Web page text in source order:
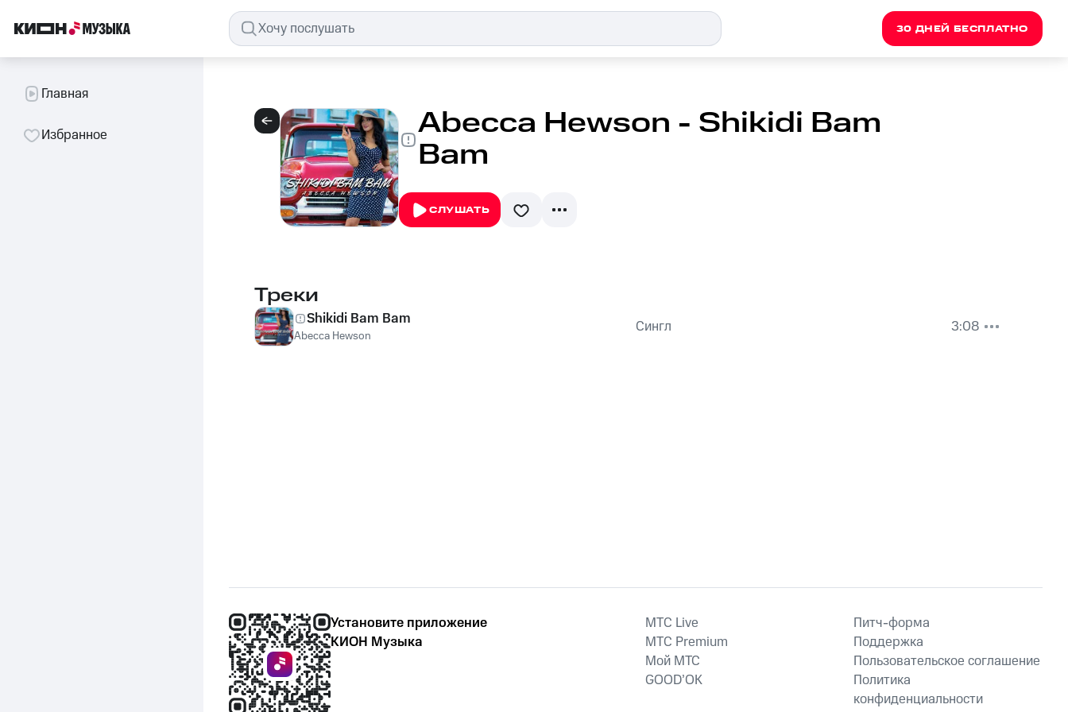
30 ДНЕЙ БЕСПЛАТНО
Главная
Избранное Abecca Hewson - Shikidi Bam
Bam
СЛУШАТЬ
Треки
Shikidi Bam Bam
Abecca Hewson Сингл 3:08
Установите приложение
КИОН Музыка
MTС Live
MTС Premium
Мой МТС
GOOD’OK
Питч-форма
Поддержка
Пользовательское соглашение
Политика
конфиденциальности